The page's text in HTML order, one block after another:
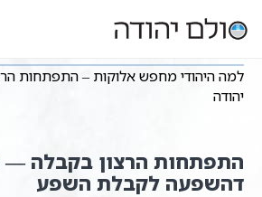
עמוד ראשי שיעורי וידאו
למה היהודי מחפש אלוקות – התפתחות הרצון
למה היהודי מחפש אלוקות – התפתחות
יהודה
התפתחות הרצון בקבלה —
דהשפעה לקבלת השפע